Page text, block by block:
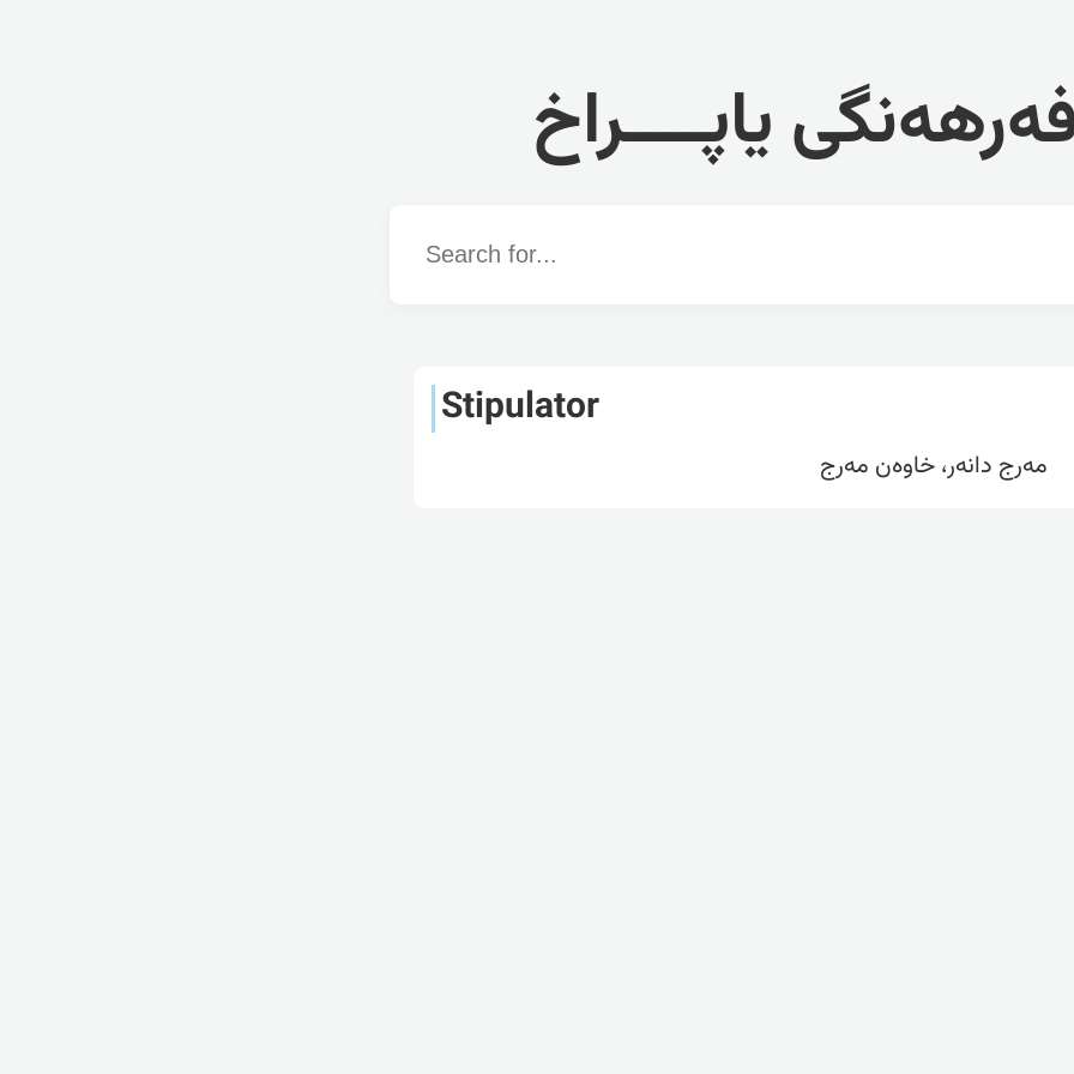
یاپــــراخ
Word
Stipulator
مەرج دانەر، خاوەن مەرج